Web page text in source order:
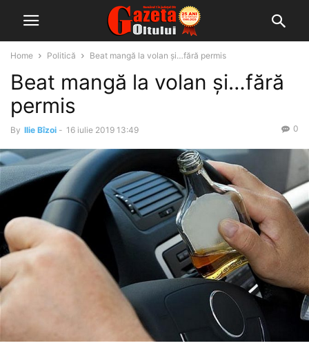
Home Politică Beat mangă la volan și…fără permis
Beat mangă la volan și…fără
permis
By Ilie Bîzoi - 16 iulie 2019 13:49 0